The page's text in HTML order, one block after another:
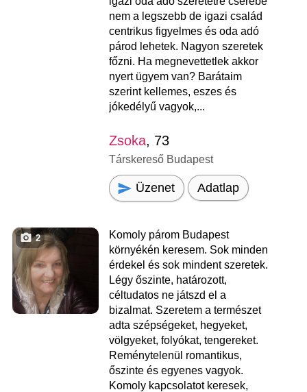
nem a legszebb de igazi család
centrikus figyelmes és oda adó
párod lehetek. Nagyon szeretek
főzni. Ha megnevettetlek akkor
nyert ügyem van? Barátaim
szerint kellemes, eszes és
jókedélyű vagyok,...
Zsoka, 73
Társkereső Budapest
Üzenet Adatlap
2
Komoly párom Budapest
környékén keresem. Sok minden
érdekel és sok mindent szeretek.
Légy őszinte, határozott,
céltudatos ne játszd el a
bizalmat. Szeretem a természet
adta szépségeket, hegyeket,
völgyeket, folyókat, tengereket.
Reménytelenül romantikus,
őszinte és egyenes vagyok.
Komoly kapcsolatot keresek,